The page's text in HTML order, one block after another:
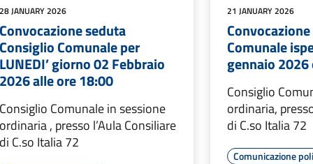
JANUARY 2026
seduta
Comunale per
giorno 02 Febbraio
alle ore 18:00
Comunale in sessione
, presso l’Aula Consiliare
C.so Italia 72
21 JANUARY 2026
Comunale
gennaio
Consiglio
ordinaria,
di C.so Italia 72
Comunicazione